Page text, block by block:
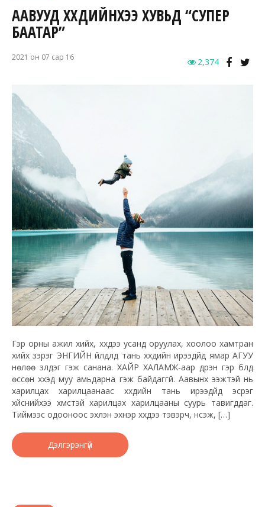
ААВУУД ХҮҮХДИЙНХЭЭ ХУВЬД “СУПЕР
БААТАР”
2021 он 07 сар 16 2,374
Гэр орны ажил хийх, хүүхдээ усанд оруулах, хоолоо хамтран
хийх зэрэг ЭНГИЙН үйлдлүүд тань хүүхдийн ирээдүйд ямар АГУУ
нөлөө үзүүлдэг гэж санана. ХАЙР ХАЛАМЖ-аар дүүрэн гэр бүлд
өссөн хүүхэд муу амьдарна гэж байдаггүй. Аавынх ээжтэй нь
харилцах харилцаанаас хүүхдийн тань ирээдүйд эсрэг
хүйснийхээ хүмүүстэй харилцах харилцааны суурь тавигддаг.
Тиймээс одооноос эхлэн эхнэр хүүхдээ тэвэрч, үнсэж, […]
Дэлгэрэнгүй